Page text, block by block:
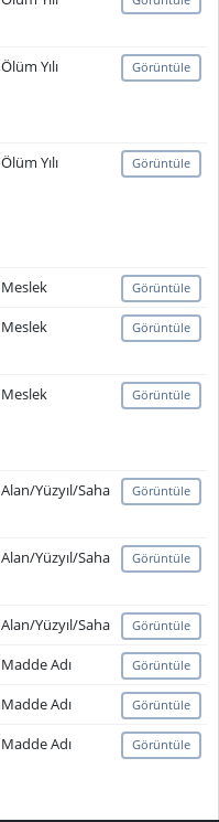
Ölüm Yılı Görüntüle
Ölüm Yılı Görüntüle
Meslek Görüntüle
Meslek Görüntüle
Meslek Görüntüle
Alan/Yüzyıl/Saha Görüntüle
Alan/Yüzyıl/Saha Görüntüle
Alan/Yüzyıl/Saha Görüntüle
Madde Adı Görüntüle
Madde Adı Görüntüle
Madde Adı Görüntüle